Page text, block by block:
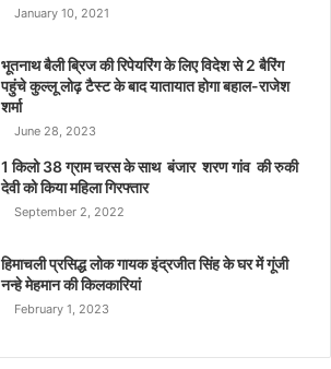
January 10, 2021
भूतनाथ बैली ब्रिज की रिपेयरिंग के लिए विदेश से 2 बैरिंग
पहुंचे कुल्लू लोढ़ टैस्ट के बाद यातायात होगा बहाल-राजेश
शर्मा
June 28, 2023
1 किलो 38 ग्राम चरस के साथ बंजार शरण गांव की रुकी
देवी को किया महिला गिरफ्तार
September 2, 2022
हिमाचली प्रसिद्ध लोक गायक इंद्रजीत सिंह के घर में गूंजी
नन्हे मेहमान की किलकारियां
February 1, 2023